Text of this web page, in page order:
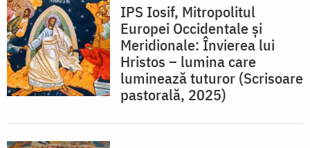
IPS Iosif, Mitropolitul
Europei Occidentale și
Meridionale: Învierea lui
Hristos – lumina care
luminează tuturor (Scrisoare
pastorală, 2025)